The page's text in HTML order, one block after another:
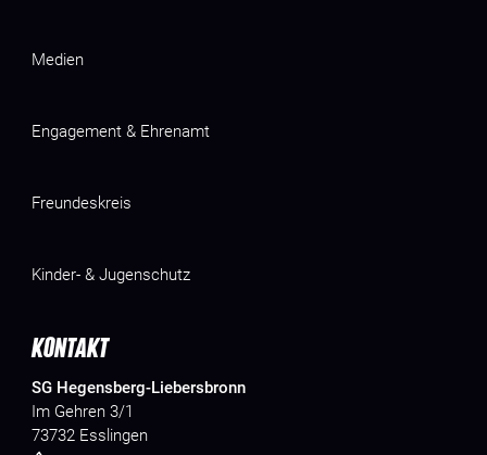
Medien
Engagement & Ehrenamt
Freundeskreis
Kinder- & Jugenschutz
KONTAKT
SG Hegensberg-Liebersbronn
Im Gehren 3/1
73732 Esslingen